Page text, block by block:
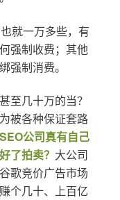
就一万多些，有
强制收费；其他
强制消费。
至几十万的当？
被各种保证套路
公司真有自己
了拍卖？ 大公司
歌竞价广告市场
个几十、上百亿